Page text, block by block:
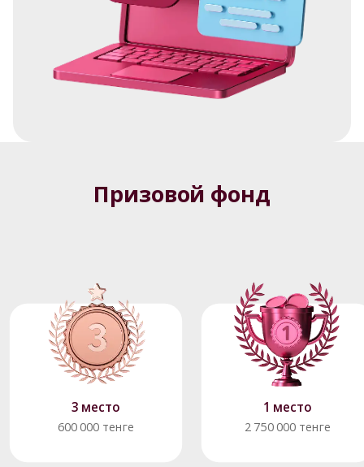
Призовой фонд
3 место
600 000 тенге
1 место
2 750 000 тенге